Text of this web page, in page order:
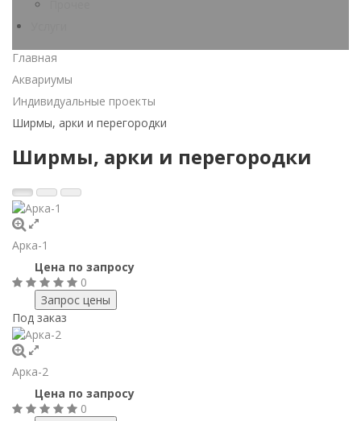
Главная
Аквариумы
Индивидуальные проекты
Ширмы, арки и перегородки
Ширмы, арки и перегородки
Арка-1
Цена по запросу
0
Под заказ
Арка-2
Цена по запросу
0